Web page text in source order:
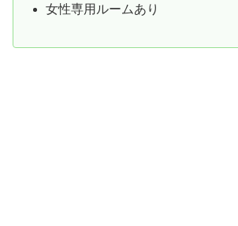
女性専用ルームあり